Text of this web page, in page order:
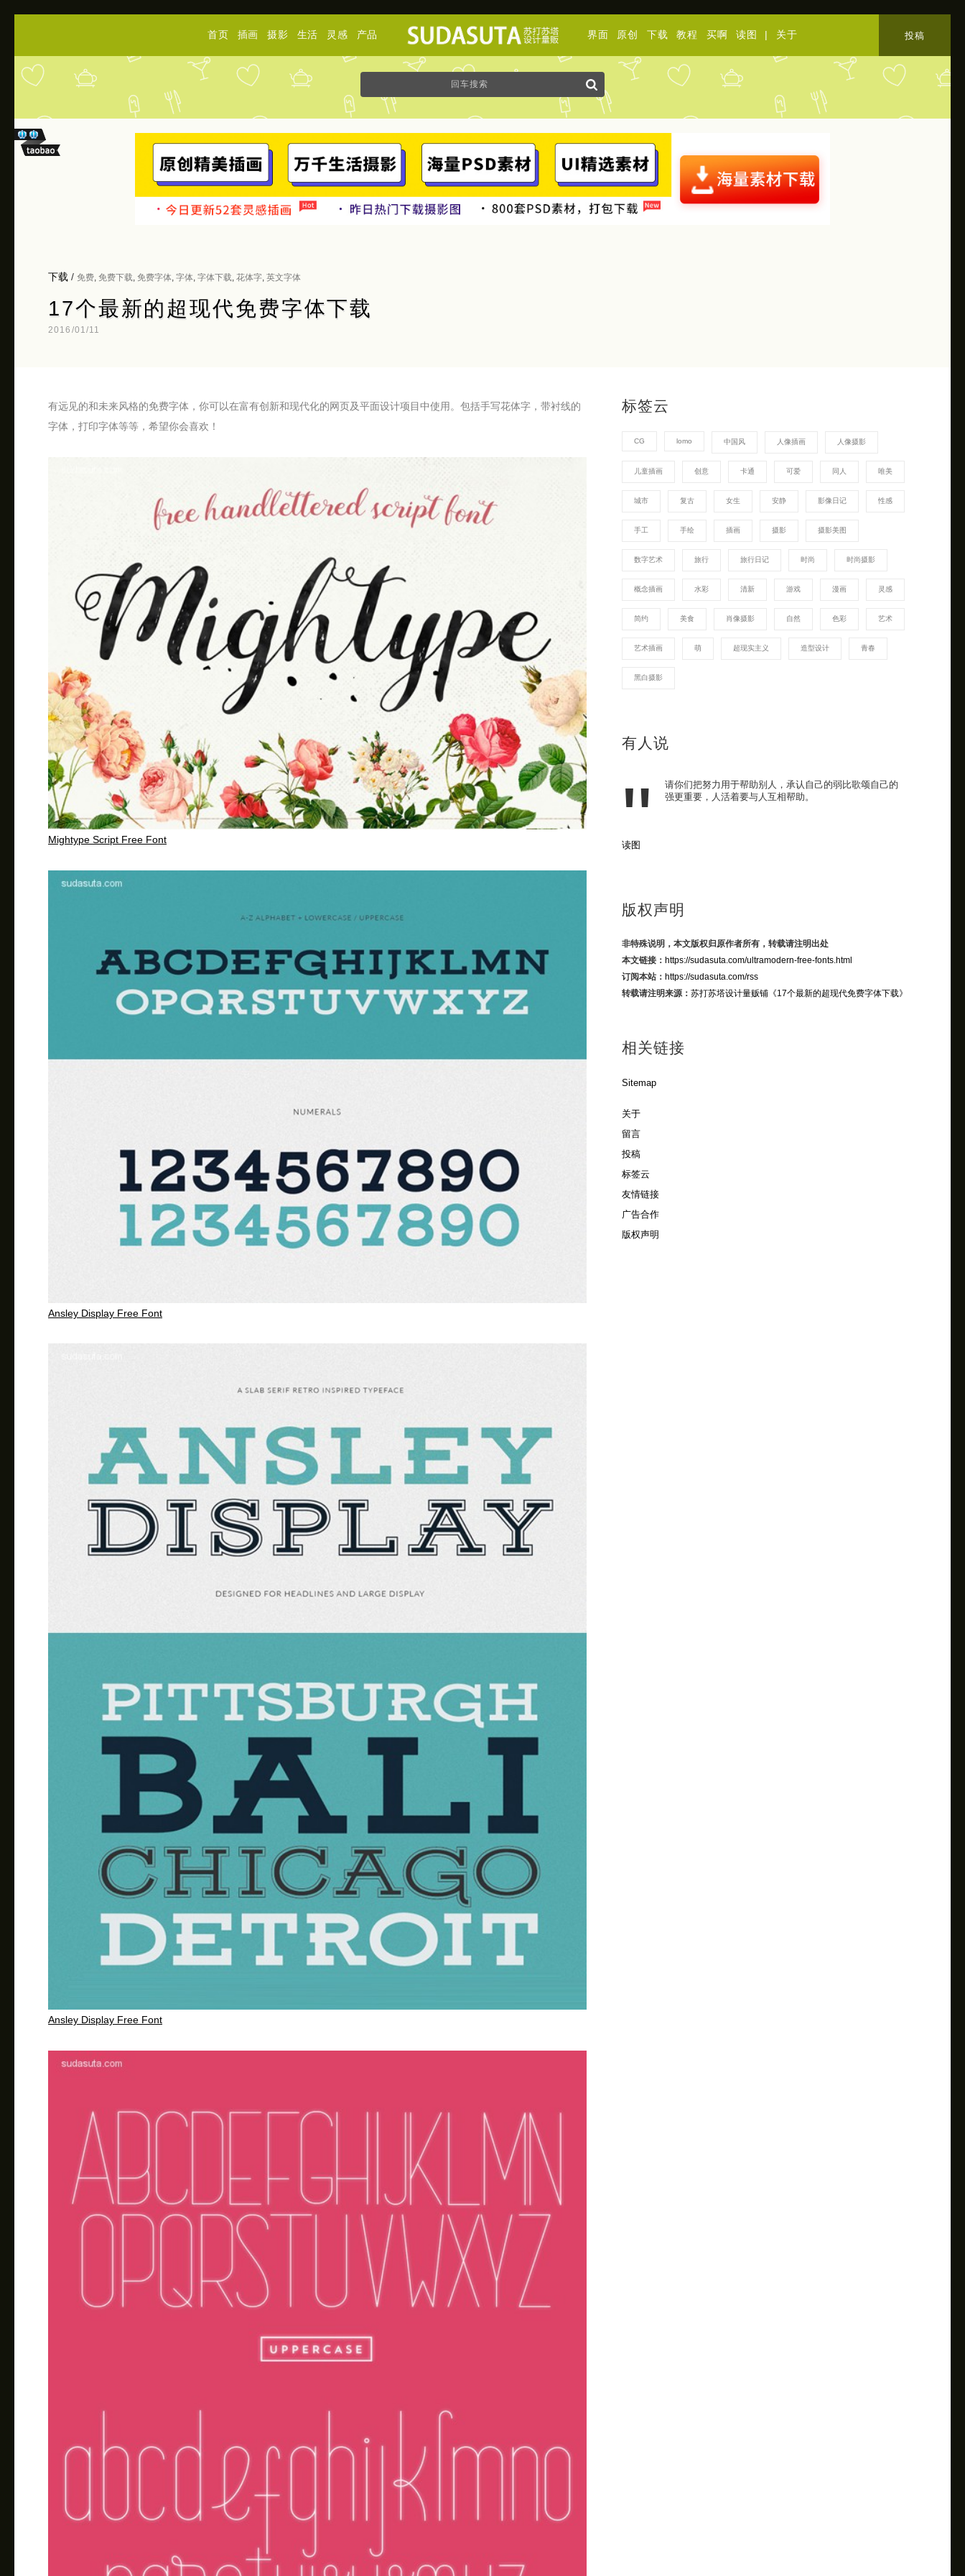
首页 插画 摄影 生活 灵感 产品 界面 原创 下载 教程 买啊 读图 | 关于 投稿
下载 / 免费 免费下载 免费字体 字体 字体下载 花体字 英文字体
17个最新的超现代免费字体下载
2016/01/11
有远见的和未来风格的免费字体，你可以在富有创新和现代化的网页及平面设计项目中使用。包括手写花体字，带衬线的
字体，打印字体等等，希望你会喜欢！
Mightype Script Free Font
Ansley Display Free Font
Ansley Display Free Font
标签云
CG lomo 中国风 人像插画 人像摄影
儿童插画 创意 卡通 可爱 同人 唯美
城市 复古 女生 安静 影像日记 性感
手工 手绘 插画 摄影 摄影美图
数字艺术 旅行 旅行日记 时尚 时尚摄影
概念插画 水彩 清新 游戏 漫画 灵感
简约 美食 肖像摄影 自然 色彩 艺术
艺术插画 萌 超现实主义 造型设计 青春
黑白摄影
有人说
请你们把努力用于帮助别人，承认自己的弱比歌颂自己的
强更重要，人活着要与人互相帮助。
读图
版权声明
非特殊说明，本文版权归原作者所有，转载请注明出处
本文链接： https://sudasuta.com/ultramodern-free-fonts.html
订阅本站： https://sudasuta.com/rss
转载请注明来源： 苏打苏塔设计量贩铺《17个最新的超现代免费字体下载》
相关链接
Sitemap
关于
留言
投稿
标签云
友情链接
广告合作
版权声明